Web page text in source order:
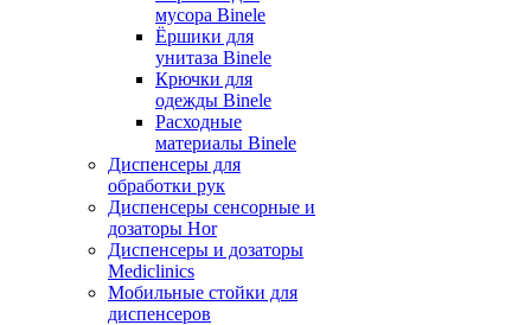
мусора Binele
Ёршики для
унитаза Binele
Крючки для
одежды Binele
Расходные
материалы Binele
Диспенсеры для
обработки рук
Диспенсеры сенсорные и
дозаторы Hor
Диспенсеры и дозаторы
Mediclinics
Мобильные стойки для
диспенсеров